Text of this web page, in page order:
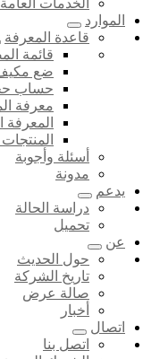
الخدمات العامة
الموارد
قاعدة المعرفة
قائمة
ضع
حساب
معرفة
المعرفة
أسئلة وأجوبة
مدونة
يدعم
دراسة الحالة
تحميل
عن
حول الحديث
تاريخ الشركة
صالة عرض
أخبار
اتصال
اتصل بنا